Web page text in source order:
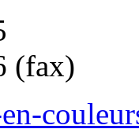
(fax)